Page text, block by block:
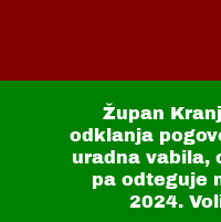
Župan
odklanja
uradna vabila,
pa odteguje
2024.